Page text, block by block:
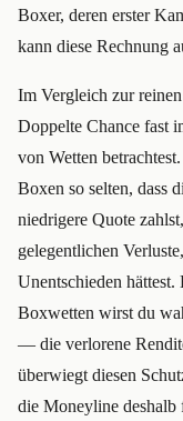
Boxer, deren erster
kann diese Rechnung
Im Vergleich zur
Doppelte Chance fast
von Wetten
Boxen so selten, dass
niedrigere Quote
gelegentlichen
Unentschieden
Boxwetten wirst du
— die verlorene
überwiegt diesen
die Moneyline deshalb